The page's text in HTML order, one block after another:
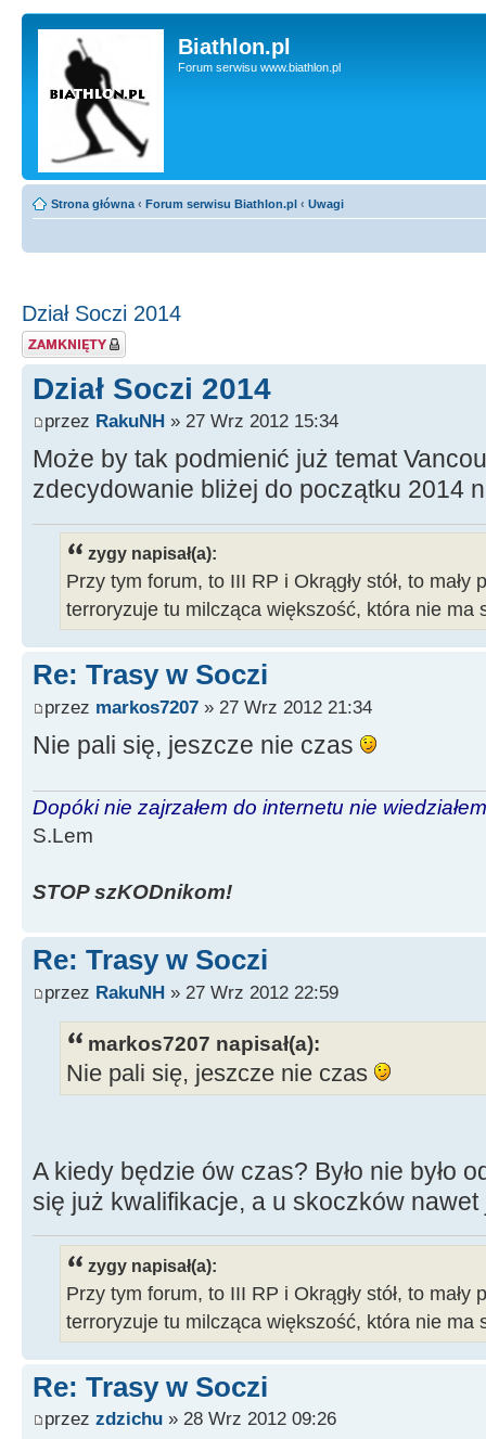
Biathlon.pl
Forum serwisu www.biathlon.pl
Strona główna ‹ Forum serwisu Biathlon.pl ‹ Uwagi
Dział Soczi 2014
Zablokowany temat
Dział Soczi 2014
przez RakuNH » 27 Wrz 2012 15:34
Może by tak podmienić już temat
zdecydowanie bliżej do początku 2014
zygy napisał(a):
Przy tym forum, to III RP i Okrągły stół, to
terroryzuje tu milcząca większość, która nie ma
Re: Trasy w Soczi
przez markos7207 » 27 Wrz 2012 21:34
Nie pali się, jeszcze nie czas
Dopóki nie zajrzałem do internetu nie
S.Lem
STOP szKODnikom!
Re: Trasy w Soczi
przez RakuNH » 27 Wrz 2012 22:59
markos7207 napisał(a):
Nie pali się, jeszcze nie czas
A kiedy będzie ów czas? Było nie było
się już kwalifikacje, a u skoczków
zygy napisał(a):
Przy tym forum, to III RP i Okrągły stół, to
terroryzuje tu milcząca większość, która nie ma
Re: Trasy w Soczi
przez zdzichu » 28 Wrz 2012 09:26